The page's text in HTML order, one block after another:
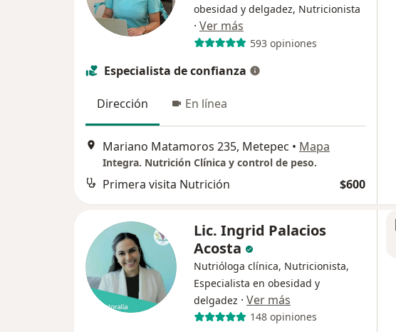
obesidad y delgadez, Nutricionista
· Ver más
593 opiniones
Especialista de confianza
Dirección En línea
Mariano Matamoros 235, Metepec • Mapa
Integra. Nutrición Clínica y control de peso.
Primera visita Nutrición $600
Lic. Ingrid Palacios
Acosta
Nutrióloga clínica, Nutricionista,
Especialista en obesidad y
delgadez · Ver más
148 opiniones